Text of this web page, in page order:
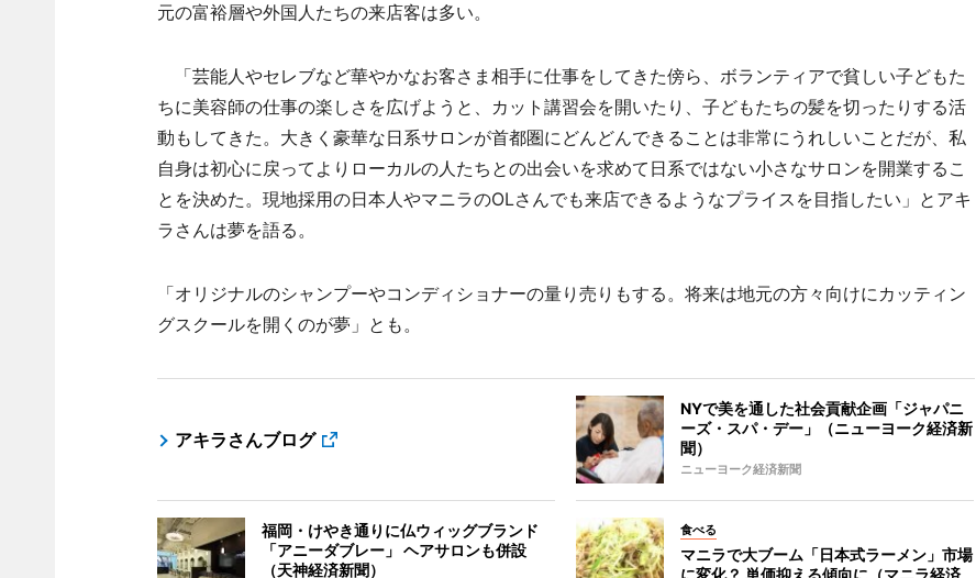
元の富裕層や外国人たちの来店客は多い。
「芸能人やセレブなど華やかなお客さま相手に仕事をしてきた傍ら、ボランティアで貧しい子どもた
ちに美容師の仕事の楽しさを広げようと、カット講習会を開いたり、子どもたちの髪を切ったりする活
動もしてきた。大きく豪華な日系サロンが首都圏にどんどんできることは非常にうれしいことだが、私
自身は初心に戻ってよりローカルの人たちとの出会いを求めて日系ではない小さなサロンを開業するこ
とを決めた。現地採用の日本人やマニラのOLさんでも来店できるようなプライスを目指したい」とアキ
ラさんは夢を語る。
「オリジナルのシャンプーやコンディショナーの量り売りもする。将来は地元の方々向けにカッティン
グスクールを開くのが夢」とも。
アキラさんブログ
NYで美を通した社会貢献企画「ジャパニ
ーズ・スパ・デー」（ニューヨーク経済新
聞）
ニューヨーク経済新聞
福岡・けやき通りに仏ウィッグブランド
「アニーダブレー」 ヘアサロンも併設
（天神経済新聞）
食べる
マニラで大ブーム「日本式ラーメン」市場
に変化？ 単価抑える傾向に（マニラ経済